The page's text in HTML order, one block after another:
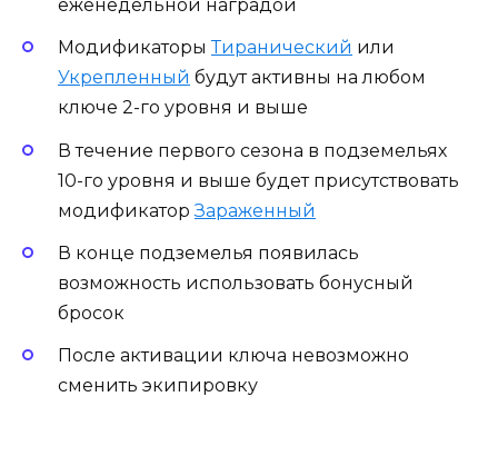
еженедельной наградой
МодификаторыТиранический или
Укрепленный будут активны на любом
ключе 2-го уровня и выше
В течение первого сезона в подземельях
10-го уровня и выше будет присутствовать
модификаторЗараженный
В конце подземелья появилась
возможность использовать бонусный
бросок
После активации ключа невозможно
сменить экипировку